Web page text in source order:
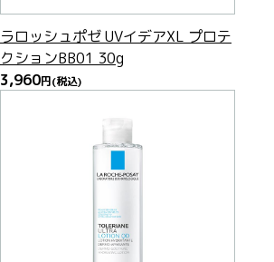
ラロッシュポゼ UVイデアXL プロテ
クションBB01 30g
3,960円(税込)